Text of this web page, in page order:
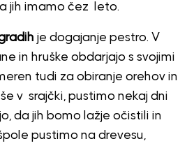
jih imamo čez leto.
je dogajanje pestro. V
in hruške obdarjajo s svojimi
tudi za obiranje orehov in
v srajčki, pustimo nekaj dni
da jih bomo lažje očistili in
pustimo na drevesu,